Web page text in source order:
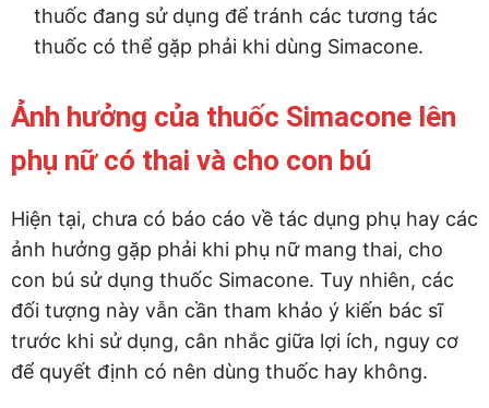
thuốc đang sử dụng để tránh các tương tác
thuốc có thể gặp phải khi dùng Simacone.
Ảnh hưởng của thuốc Simacone lên
phụ nữ có thai và cho con bú
Hiện tại, chưa có báo cáo về tác dụng phụ hay các
ảnh hưởng gặp phải khi phụ nữ mang thai, cho
con bú sử dụng thuốc Simacone. Tuy nhiên, các
đối tượng này vẫn cần tham khảo ý kiến bác sĩ
trước khi sử dụng, cân nhắc giữa lợi ích, nguy cơ
để quyết định có nên dùng thuốc hay không.